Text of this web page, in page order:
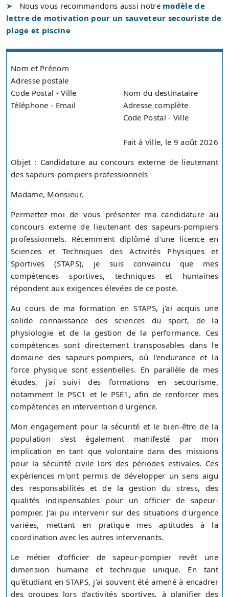
Nous vous recommandons aussi notre modèle de
lettre de motivation pour un sauveteur secouriste de
plage et piscine
Nom et Prénom
Adresse postale
Code Postal - Ville
Téléphone - Email
Nom du destinataire
Adresse complète
Code Postal - Ville
Fait à Ville, le 9 août 2026
Objet : Candidature au concours externe de lieutenant
des sapeurs-pompiers professionnels
Madame, Monsieur,
Permettez-moi de vous présenter ma candidature au
concours externe de lieutenant des sapeurs-pompiers
professionnels. Récemment diplômé d'une licence en
Sciences et Techniques des Activités Physiques et
Sportives (STAPS), je suis convaincu que mes
compétences sportives, techniques et humaines
répondent aux exigences élevées de ce poste.
Au cours de ma formation en STAPS, j'ai acquis une
solide connaissance des sciences du sport, de la
physiologie et de la gestion de la performance. Ces
compétences sont directement transposables dans le
domaine des sapeurs-pompiers, où l'endurance et la
force physique sont essentielles. En parallèle de mes
études, j'ai suivi des formations en secourisme,
notamment le PSC1 et le PSE1, afin de renforcer mes
compétences en intervention d'urgence.
Mon engagement pour la sécurité et le bien-être de la
population s'est également manifesté par mon
implication en tant que volontaire dans des missions
pour la sécurité civile lors des périodes estivales. Ces
expériences m'ont permis de développer un sens aigu
des responsabilités et de la gestion du stress, des
qualités indispensables pour un officier de sapeur-
pompier. J'ai pu intervenir sur des situations d'urgence
variées, mettant en pratique mes aptitudes à la
coordination avec les autres intervenants.
Le métier d’officier de sapeur-pompier revêt une
dimension humaine et technique unique. En tant
qu'étudiant en STAPS, j'ai souvent été amené à encadrer
des groupes lors d'activités sportives, à planifier des